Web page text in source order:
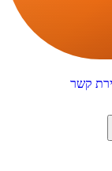
קשר